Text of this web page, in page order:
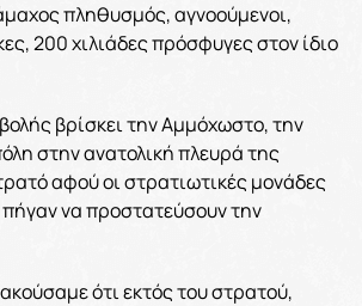
πληθυσμός, αγνοούμενοι,
200 χιλιάδες πρόσφυγες στον ίδιο
βρίσκει την Αμμόχωστο, την
στην ανατολική πλευρά της
αφού οι στρατιωτικές μονάδες
να προστατεύσουν την
ότι εκτός του στρατού,